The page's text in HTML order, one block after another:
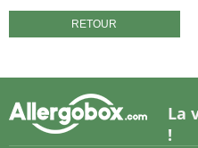
RETOUR
La
!